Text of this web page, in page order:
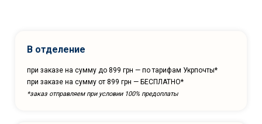
В отделение
при заказе на сумму до 899 грн — по тарифам Укрпочты*
при заказе на сумму от 899 грн — БЕСПЛАТНО*
*заказ отправляем при условии 100% предоплаты